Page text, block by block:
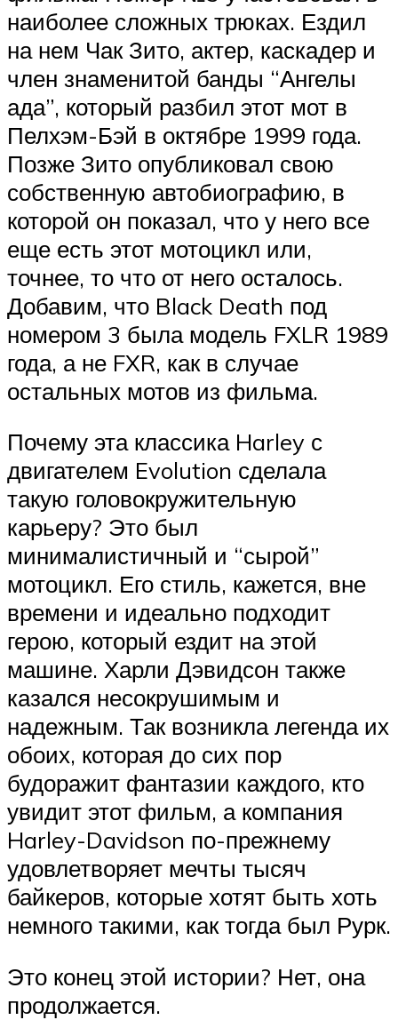
наиболее сложных трюках. Ездил
на нем Чак Зито, актер, каскадер и
член знаменитой банды “Ангелы
ада”, который разбил этот мот в
Пелхэм-Бэй в октябре 1999 года.
Позже Зито опубликовал свою
собственную автобиографию, в
которой он показал, что у него все
еще есть этот мотоцикл или,
точнее, то что от него осталось.
Добавим, что Black Death под
номером 3 была модель FXLR 1989
года, а не FXR, как в случае
остальных мотов из фильма.
Почему эта классика Harley с
двигателем Evolution сделала
такую ​​головокружительную
карьеру? Это был
минималистичный и “сырой”
мотоцикл. Его стиль, кажется, вне
времени и идеально подходит
герою, который ездит на этой
машине. Харли Дэвидсон также
казался несокрушимым и
надежным. Так возникла легенда их
обоих, которая до сих пор
будоражит фантазии каждого, кто
увидит этот фильм, а компания
Harley-Davidson по-прежнему
удовлетворяет мечты тысяч
байкеров, которые хотят быть хоть
немного такими, как тогда был Рурк.
Это конец этой истории? Нет, она
продолжается.